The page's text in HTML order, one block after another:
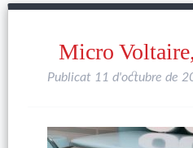
Micro
Publicat 11 d'octubre de